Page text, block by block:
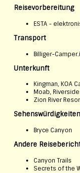
Reisevorbereitung
ESTA -
Transport
Billiger-
Unterkunft
Kingman, KOA
Moab,
Zion River
Sehenswürdigkeiten
Bryce Canyon
Andere
Canyon Trails
Secrets of the